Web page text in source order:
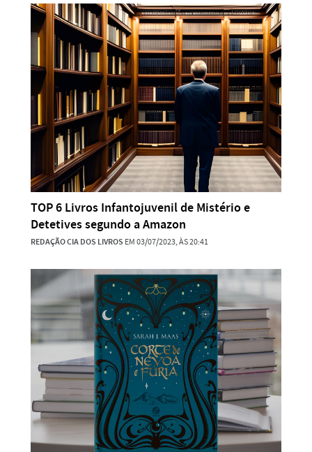
TOP 6 Livros Infantojuvenil de Mistério e
Detetives segundo a Amazon
REDAÇÃO CIA DOS LIVROS EM 03/07/2023, ÀS 20:41